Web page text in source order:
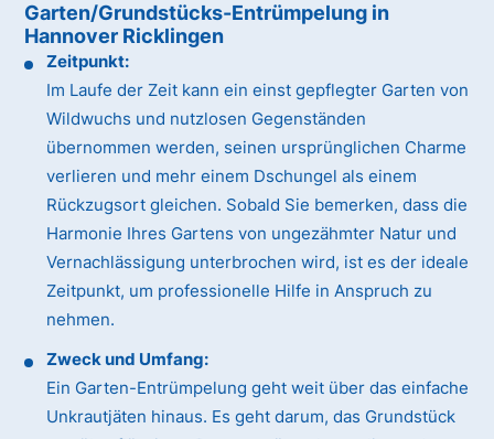
Garten/Grundstücks-Entrümpelung in
Hannover Ricklingen
Zeitpunkt:
Im Laufe der Zeit kann ein einst gepflegter Garten von
Wildwuchs und nutzlosen Gegenständen
übernommen werden, seinen ursprünglichen Charme
verlieren und mehr einem Dschungel als einem
Rückzugsort gleichen. Sobald Sie bemerken, dass die
Harmonie Ihres Gartens von ungezähmter Natur und
Vernachlässigung unterbrochen wird, ist es der ideale
Zeitpunkt, um professionelle Hilfe in Anspruch zu
nehmen.
Zweck und Umfang:
Ein Garten-Entrümpelung geht weit über das einfache
Unkrautjäten hinaus. Es geht darum, das Grundstück